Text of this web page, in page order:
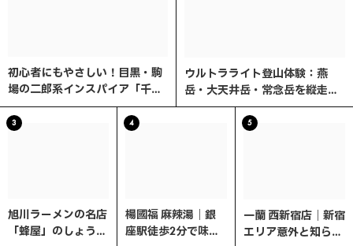
初心者にもやさしい！目黒・駒
場の二郎系インスパイア「千里
眼」へ行ってみた
ウルトラライト登山体験：燕
岳・大天井岳・常念岳を縦走す
る3日間の旅
3
旭川ラーメンの名店
「蜂屋」のしょうゆ
4
楊國福 麻辣湯｜銀
座駅徒歩2分で味わ
5
一蘭 西新宿店｜新宿
エリア意外と知らな